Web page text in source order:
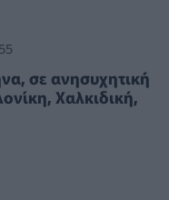
σε ανησυχητική
Χαλκιδική,